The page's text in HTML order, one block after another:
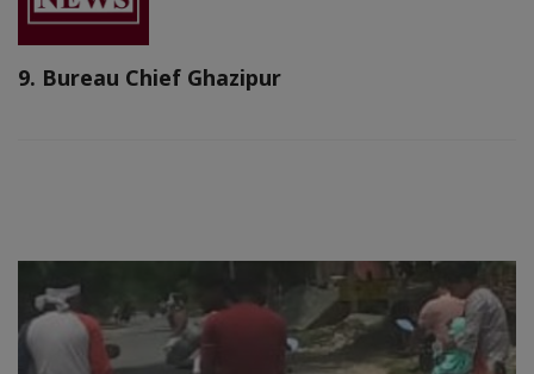
9. Bureau Chief Ghazipur